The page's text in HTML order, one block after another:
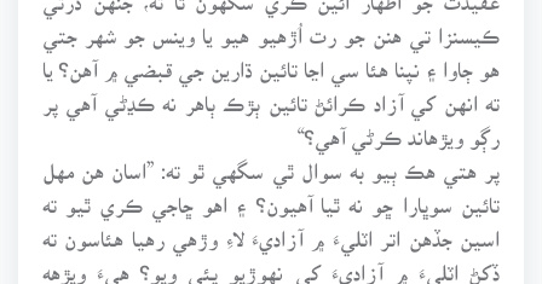
ڪيسنزا تي هنن جو رت اُڙهيو هيو يا وينس جو شهر جتي
هو ڄاوا ۽ نپنا هئا سي اڃا تائين ڌارين جي قبضي ۾ آهن؟ يا
ته انهن کي آزاد ڪرائڻ تائين ٻڙڪ ٻاهر نه ڪڍڻي آهي پر
رڳو ويڙهاند ڪرڻي آهي؟“
پر هتي هڪ ٻيو به سوال ٿي سگهي ٿو ته: ”اسان هن مهل
تائين سوڀارا ڇو نه ٿيا آهيون؟ ۽ اهو ڇاجي ڪري ٿيو ته
اسين جڏهن اتر اٽليءَ ۾ آزاديءَ لاءِ وڙهي رهيا هئاسون ته
ڏکڻ اٽليءَ ۾ آزاديءَ کي نهوڙيو پئي ويو؟ هيءَ ويڙهه